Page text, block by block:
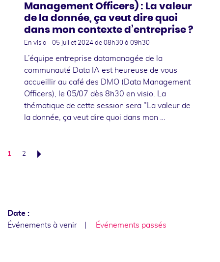
Management Officers) : La valeur
de la donnée, ça veut dire quoi
dans mon contexte d’entreprise ?
En visio - 05 juillet 2024 de 08h30 à 09h30
L’équipe entreprise datamanagée de la
communauté Data IA est heureuse de vous
accueillir au café des DMO (Data Management
Officers), le 05/07 dès 8h30 en visio. La
thématique de cette session sera "La valeur de
la donnée, ça veut dire quoi dans mon …
1 2
Date :
Événements à venir
Événements passés